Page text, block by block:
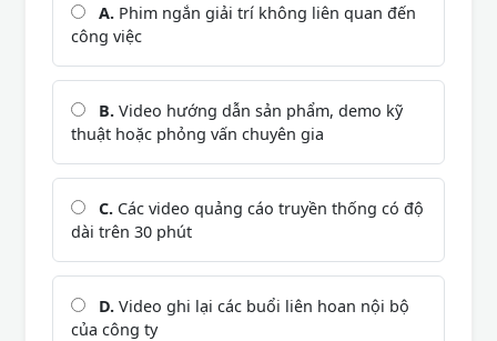
A. Phim ngắn giải trí không liên quan đến
công việc
B. Video hướng dẫn sản phẩm, demo kỹ
thuật hoặc phỏng vấn chuyên gia
C. Các video quảng cáo truyền thống có độ
dài trên 30 phút
D. Video ghi lại các buổi liên hoan nội bộ
của công ty